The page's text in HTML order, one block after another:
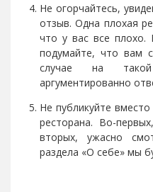
Не огорчайтесь,
отзыв. Одна плохая
что у вас все плохо.
подумайте, что вам
случае на
аргументированно
Не публикуйте
ресторана. Во-
вторых, ужасно
раздела «О себе» мы